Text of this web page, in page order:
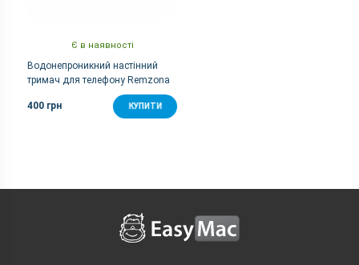
Є в наявності
Водонепроникний настінний
тримач для телефону Remzona
400 грн
КУПИТИ